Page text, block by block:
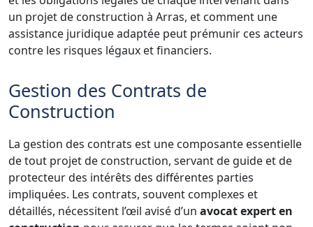
un projet de construction à Arras, et comment une
assistance juridique adaptée peut prémunir ces acteurs
contre les risques légaux et financiers.
Gestion des Contrats de
Construction
La gestion des contrats est une composante essentielle
de tout projet de construction, servant de guide et de
protecteur des intérêts des différentes parties
impliquées. Les contrats, souvent complexes et
détaillés, nécessitent l’œil avisé d’un avocat expert en